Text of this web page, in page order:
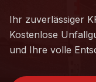
Ihr zuverlässiger
Kostenlose
und Ihre volle